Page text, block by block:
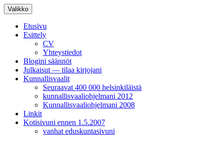
Siirry
sisältöön
Valikko
Etusivu
Esittely
CV
Yhteystiedot
Blogini säännöt
Julkaisut — tilaa kirjojani
Kunnallisvaalit
Seuraavat 400 000 helsinkiläistä
kunnallisvaaliohjelmani 2012
Kunnallisvaaliohjelmani 2008
Linkit
Kotisivuni ennen 1.5.2007
vanhat eduskuntasivuni